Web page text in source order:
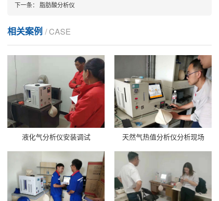
下一条：
脂肪酸分析仪
相关案例 / CASE
液化气分析仪安装调试 天然气热值分析仪分析现场